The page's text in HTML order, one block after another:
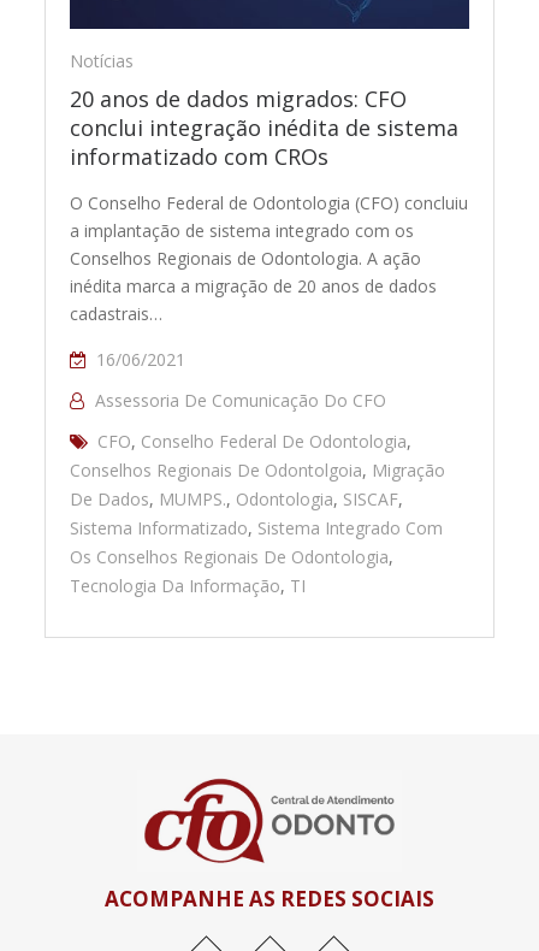
Notícias
20 anos de dados migrados: CFO
conclui integração inédita de sistema
informatizado com CROs
O Conselho Federal de Odontologia (CFO) concluiu
a implantação de sistema integrado com os
Conselhos Regionais de Odontologia. A ação
inédita marca a migração de 20 anos de dados
cadastrais…
16/06/2021
Assessoria De Comunicação Do CFO
CFO, Conselho Federal De Odontologia,
Conselhos Regionais De Odontolgoia, Migração
De Dados, MUMPS., Odontologia, SISCAF,
Sistema Informatizado, Sistema Integrado Com
Os Conselhos Regionais De Odontologia,
Tecnologia Da Informação, TI
ACOMPANHE AS REDES SOCIAIS